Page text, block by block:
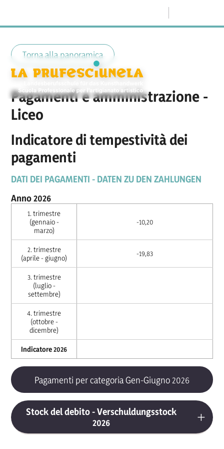
Torna alla panoramica
Pagamenti e amministrazione -
Liceo
Indicatore di tempestività dei
pagamenti
DATI DEI PAGAMENTI - DATEN ZU DEN ZAHLUNGEN
Anno 2026
1. trimestre
(gennaio -
marzo)
-10,20
2. trimestre
(aprile - giugno)
-19,83
3. trimestre
(luglio -
settembre)
4. trimestre
(ottobre -
dicembre)
Indicatore 2026
Pagamenti per categoria Gen-Giugno 2026
Stock del debito - Verschuldungsstock
2026